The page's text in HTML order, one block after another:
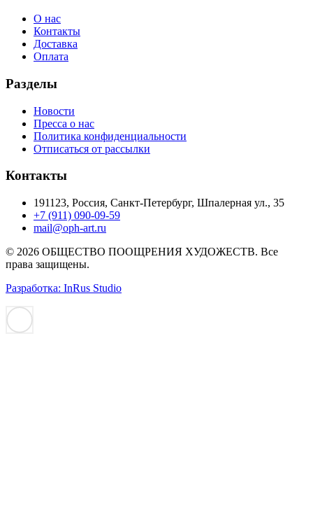
О нас
Контакты
Доставка
Оплата
Разделы
Новости
Пресса о нас
Политика конфиденциальности
Отписаться от рассылки
Контакты
191123, Россия, Санкт-Петербург, Шпалерная ул., 35
+7 (911) 090-09-59
mail@oph-art.ru
© 2026 ОБЩЕСТВО ПООЩРЕНИЯ ХУДОЖЕСТВ. Все
права защищены.
Разработка: InRus Studio